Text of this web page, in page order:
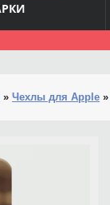
» Чехлы для Apple »